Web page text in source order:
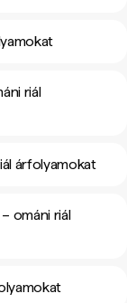
riál
árfolyamokat
ománi riál